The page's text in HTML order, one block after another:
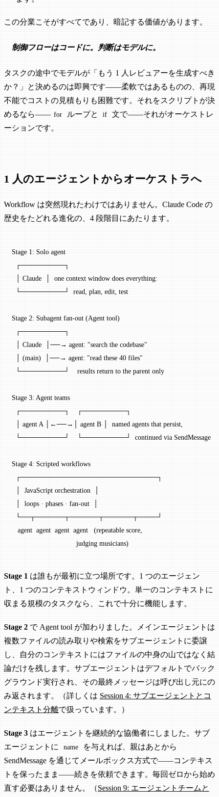
この分業こそがすべてであり、暗記する価値があります。
制御フローはコードに。判断はモデルに。
タスクの途中でモデルが「もう 1 人レビュアーを生成すべき
か？」と決めるのは即興です——柔軟ではあるものの、再現
不能でコストの見積もりも困難です。それをスクリプトが決
めるなら—— for ループと if
文で——それがオーケストレ
ーションです。
1 人のエージェントからオーケストラへ
Workflow は突然現れたわけではありません。Claude Code の
歴史をたどれる進化の、4 段階目にあたります。
Stage 1: Solo agent
  ┌─────────┐
  │ Claude  │  one context window does everything:
  └─────────┘  read, plan, edit, test
Stage 2: Subagent fan-out (Agent tool)
  ┌─────────┐
  │ Claude  │──→ agent: "search the codebase"
  │ (main)  │──→ agent: "read these 40 files"
  └─────────┘    results return to the parent only
Stage 3: Agent teams
  ┌─────────┐    ┌─────────┐
  │ agent A │←──→│ agent B │  named agents that persist,
  └─────────┘    └─────────┘  continued via SendMessage
Stage 4: Scripted workflows
  ┌────────────────────────────┐
  │  JavaScript orchestration  │
  │  loops · phases · fan-out  │
  └──┬──────┬──────┬──────┬────┘
   agent  agent  agent  agent   (repeatable score,
                                 judging musicians)
Stage 1 は誰もが最初に立つ場所です。1 つのエージェン
ト、1 つのコンテキストウィンドウ。単一のコンテキストに
収まる規模のタスクなら、これで十分に機能します。
Stage 2 で Agent tool が加わりました。メインエージェントは
複数ファイルの読み取りや検索をサブエージェントに委譲
し、自分のコンテキストにはファイルの中身の山ではなく結
論だけを残します。サブエージェントはデフォルトでバック
グラウンド実行され、その最終メッセージは呼び出し元にの
み返されます。（詳しくは Session 4: サブエージェントとコ
ンテキスト分離で扱っています。）
Stage 3 はエージェントを継続的な協働者にしました。サブ
エージェントに
name
を与えれば、親はあとから
SendMessage を通じてメールボックス方式で——コンテキス
トを保ったまま——続きを依頼できます。毎回ゼロから始め
直す必要はありません。（Session 9: エージェントチームと